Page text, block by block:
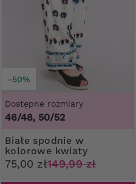
-50%
Dostępne rozmiary
46/48, 50/52
Białe spodnie w
kolorowe kwiaty
75,00 zł149,99 zł